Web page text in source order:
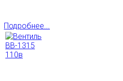
Подробнее...